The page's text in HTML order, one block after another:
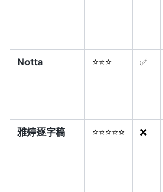
Notta ⭐⭐⭐ ✅
雅婷逐字稿 ⭐⭐⭐⭐⭐ ❌